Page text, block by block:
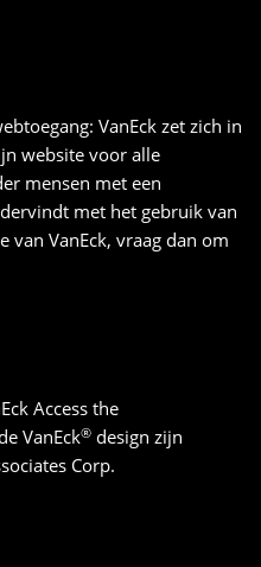
VanEck zet zich in
website voor alle
mensen met een
met het gebruik van
van VanEck, vraag dan om
Access the
VanEck® design zijn
Corp.